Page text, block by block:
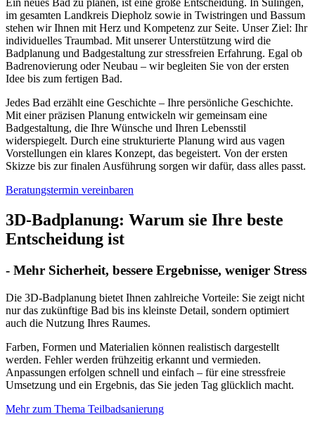
Ein neues Bad zu planen, ist eine große Entscheidung. In Sulingen,
im gesamten Landkreis Diepholz sowie in Twistringen und Bassum
stehen wir Ihnen mit Herz und Kompetenz zur Seite. Unser Ziel: Ihr
individuelles Traumbad. Mit unserer Unterstützung wird die
Badplanung und Badgestaltung zur stressfreien Erfahrung. Egal ob
Badrenovierung oder Neubau – wir begleiten Sie von der ersten
Idee bis zum fertigen Bad.
Jedes Bad erzählt eine Geschichte – Ihre persönliche Geschichte.
Mit einer präzisen Planung entwickeln wir gemeinsam eine
Badgestaltung, die Ihre Wünsche und Ihren Lebensstil
widerspiegelt. Durch eine strukturierte Planung wird aus vagen
Vorstellungen ein klares Konzept, das begeistert. Von der ersten
Skizze bis zur finalen Ausführung sorgen wir dafür, dass alles passt.
Beratungstermin vereinbaren
3D-Badplanung: Warum sie Ihre beste
Entscheidung ist
- Mehr Sicherheit, bessere Ergebnisse, weniger Stress
Die 3D-Badplanung bietet Ihnen zahlreiche Vorteile: Sie zeigt nicht
nur das zukünftige Bad bis ins kleinste Detail, sondern optimiert
auch die Nutzung Ihres Raumes.
Farben, Formen und Materialien können realistisch dargestellt
werden. Fehler werden frühzeitig erkannt und vermieden.
Anpassungen erfolgen schnell und einfach – für eine stressfreie
Umsetzung und ein Ergebnis, das Sie jeden Tag glücklich macht.
Mehr zum Thema Teilbadsanierung